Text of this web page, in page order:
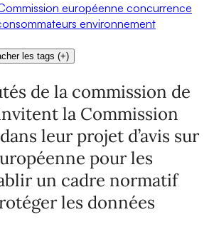
européenne concurrence
environnement
les tags (+)
de la commission de
la Commission
leur projet d’avis sur
pour les
un cadre normatif
les données